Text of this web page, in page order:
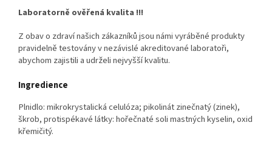
Laboratorně ověřená kvalita !!!
Z obav o zdraví našich zákazníků jsou námi vyráběné produkty
pravidelně testovány v nezávislé akreditované laboratoři,
abychom zajistili a udrželi nejvyšší kvalitu.
Ingredience
Plnidlo: mikrokrystalická celulóza; pikolinát zinečnatý (zinek),
škrob, protispékavé látky: hořečnaté soli mastných kyselin, oxid
křemičitý.